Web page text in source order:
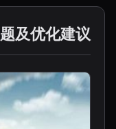
及优化建议